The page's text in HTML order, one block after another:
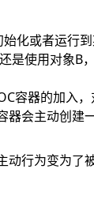
化或者运行
是使用对象B
容器的加入
器会主动创建
动行为变为了